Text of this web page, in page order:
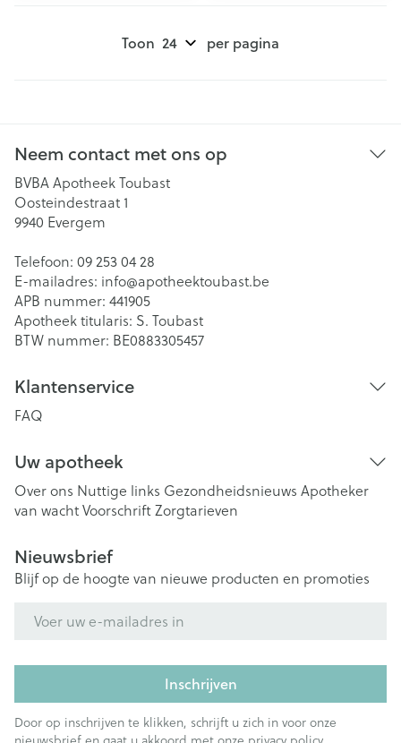
Toon per pagina
Neem contact met ons op
BVBA Apotheek Toubast
Oosteindestraat 1
9940 Evergem
Telefoon: 09 253 04 28
E-mailadres: info@apotheektoubast.be
APB nummer: 441905
Apotheek titularis: S. Toubast
BTW nummer: BE0883305457
Klantenservice
FAQ
Uw apotheek
Over ons Nuttige links Gezondheidsnieuws Apotheker
van wachtVoorschriftZorgtarieven
Nieuwsbrief
Blijf op de hoogte van nieuwe producten en promoties
Inschrijven
Door op inschrijven te klikken, schrijft u zich in voor onze